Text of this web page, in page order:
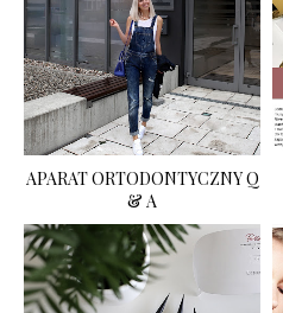
APARAT ORTODONTYCZNY Q
& A